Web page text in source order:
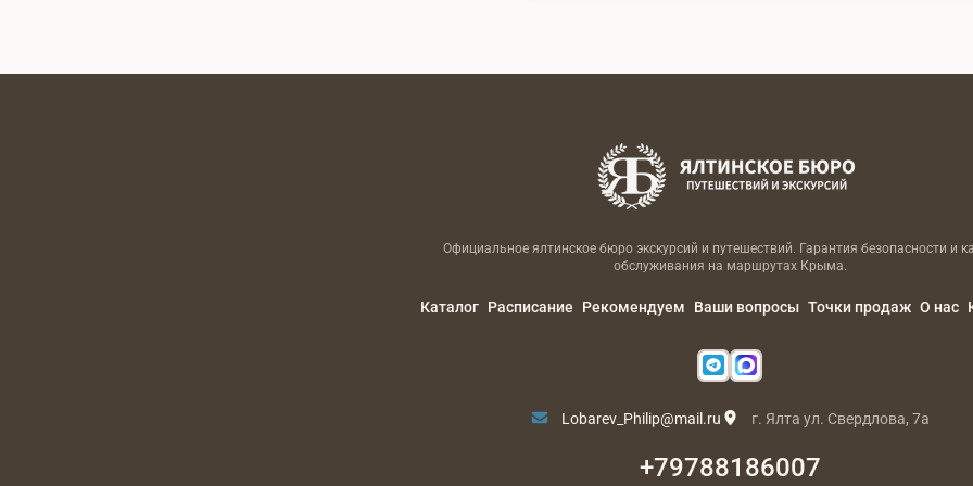
Официальное ялтинское бюро экскурсий и путешествий. Гарантия безопасности и
обслуживания на маршрутах Крыма.
Каталог Расписание Рекомендуем Ваши вопросы Точки продаж О нас
Lobarev_Philip@mail.ru г. Ялта ул. Свердлова, 7а
+79788186007